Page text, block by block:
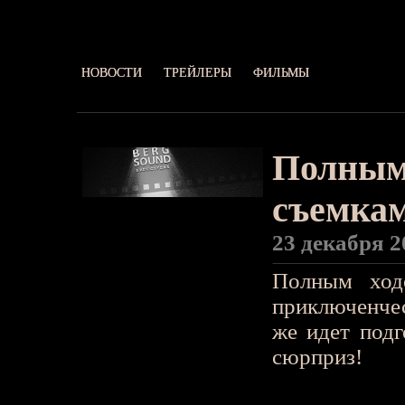
НОВОСТИ ТРЕЙЛЕРЫ ФИЛЬМЫ
Полным
23 декабря
Полным
же идет
сюрприз!